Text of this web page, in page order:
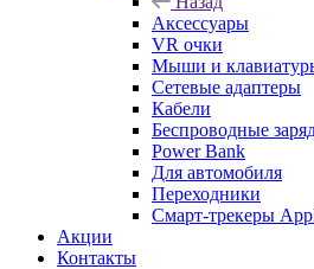
Аксессуары
VR очки
Мыши и
Сетевые адаптеры
Кабели
Беспроводные
Power Bank
Для автомобиля
Переходники
Смарт-трекеры
Акции
Контакты